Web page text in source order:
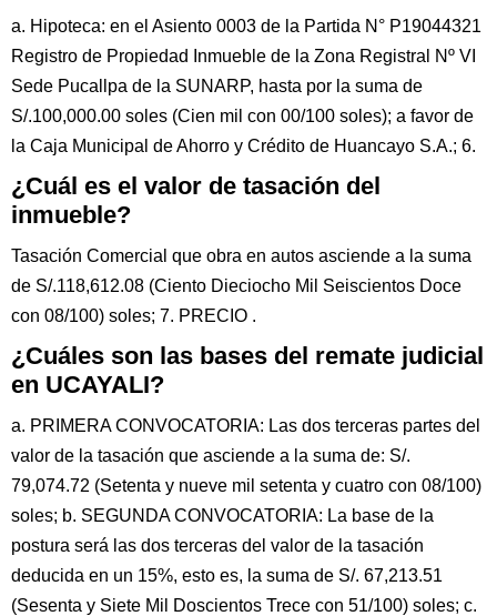
a. Hipoteca: en el Asiento 0003 de la Partida N° P19044321
Registro de Propiedad Inmueble de la Zona Registral Nº VI
Sede Pucallpa de la SUNARP, hasta por la suma de
S/.100,000.00 soles (Cien mil con 00/100 soles); a favor de
la Caja Municipal de Ahorro y Crédito de Huancayo S.A.; 6.
¿Cuál es el valor de tasación del
inmueble?
Tasación Comercial que obra en autos asciende a la suma
de S/.118,612.08 (Ciento Dieciocho Mil Seiscientos Doce
con 08/100) soles; 7. PRECIO .
¿Cuáles son las bases del remate judicial
en UCAYALI?
a. PRIMERA CONVOCATORIA: Las dos terceras partes del
valor de la tasación que asciende a la suma de: S/.
79,074.72 (Setenta y nueve mil setenta y cuatro con 08/100)
soles; b. SEGUNDA CONVOCATORIA: La base de la
postura será las dos terceras del valor de la tasación
deducida en un 15%, esto es, la suma de S/. 67,213.51
(Sesenta y Siete Mil Doscientos Trece con 51/100) soles; c.